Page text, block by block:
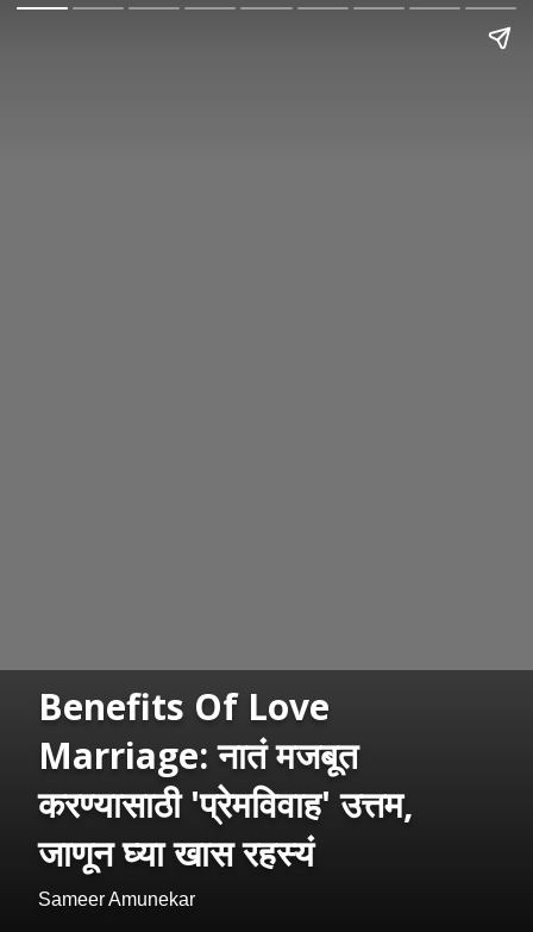
Benefits Of Love
Marriage: नातं मजबूत
करण्यासाठी 'प्रेमविवाह' उत्तम,
जाणून घ्या खास रहस्यं
Sameer Amunekar